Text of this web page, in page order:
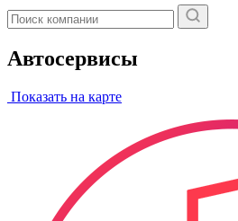
Автосервисы
Показать на карте